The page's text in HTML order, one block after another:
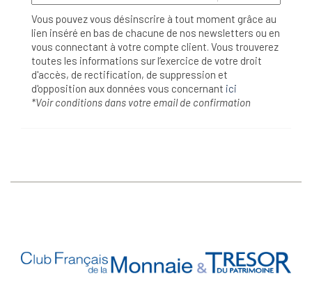
Vous pouvez vous désinscrire à tout moment grâce au
lien inséré en bas de chacune de nos newsletters ou en
vous connectant à votre compte client. Vous trouverez
toutes les informations sur l’exercice de votre droit
d'accès, de rectification, de suppression et
d'opposition aux données vous concernant ici
*Voir conditions dans votre email de confirmation